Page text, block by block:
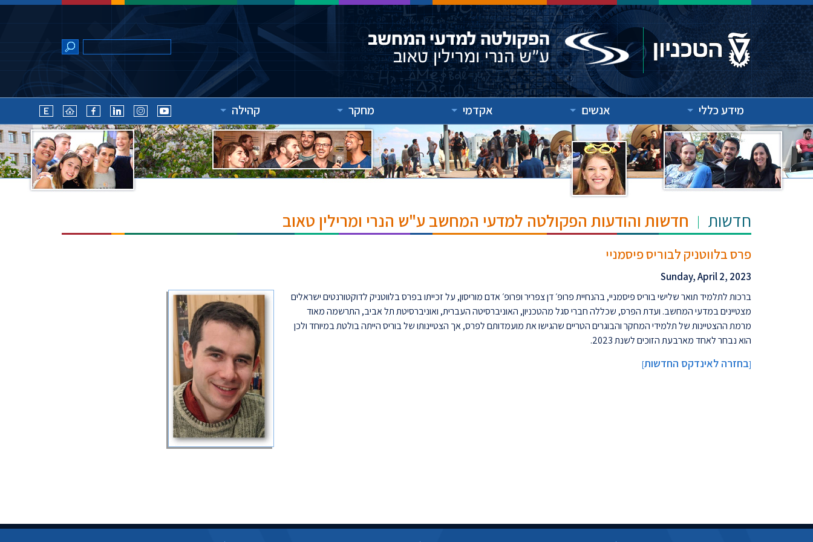
מידע כללי אנשים אקדמי מחקר קהילה
חדשות חדשות והודעות הפקולטה למדעי המחשב ע"ש הנרי ומרילין טאוב
פרס בלווטניק לבוריס פיסמניי
Sunday, April 2, 2023
ברכות לתלמיד תואר שלישי בוריס פיסמניי, בהנחיית פרופ׳ דן צפריר ופרופ׳ אדם מוריסון, על זכייתו בפרס בלווטניק לדוקטורנטים ישראלים
מצטיינים במדעי המחשב. ועדת הפרס, שכללה חברי סגל מהטכניון, האוניברסיטה העברית, ואוניברסיטת תל אביב, התרשמה מאוד
מרמת ההצטיינות של תלמידי המחקר והבוגרים הטריים שהגישו את מועמדותם לפרס, אך הצטיינותו של בוריס הייתה בולטת במיוחד ולכן
הוא נבחר לאחד מארבעת הזוכים לשנת 2023.
[בחזרה לאינדקס החדשות]